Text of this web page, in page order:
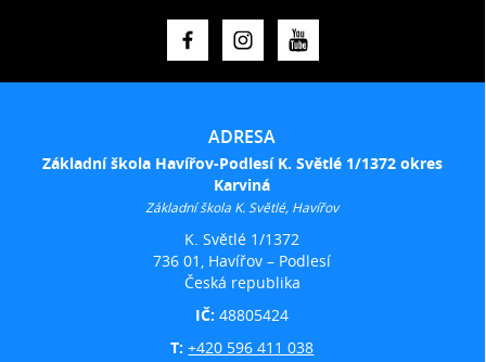
ADRESA
Základní škola Havířov-Podlesí K. Světlé 1/1372 okres
Karviná
Základní škola K. Světlé, Havířov
K. Světlé 1/1372
736 01, Havířov – Podlesí
Česká republika
IČ:48805424
T:+420 596 411 038